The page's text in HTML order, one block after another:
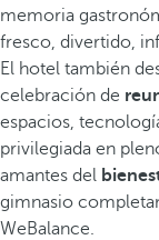
memoria
fresco, divertido,
El hotel también
celebración de
espacios,
privilegiada en
amantes del
gimnasio
WeBalance.